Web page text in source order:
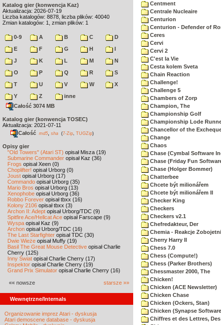
Katalog gier (konwencja Kaz)
Aktualizacja: 2026-07-19
Liczba katalogów: 8878, liczba plików: 40040
Zmian katalogów: 1, zmian plików: 1
0-9 A B C
D
E
F G H
I
J
K L M
N
O
P Q R
S
T
U V W
X
Y
Z
inne
Całość 3074 MB
Katalog gier (konwencja TOSEC)
Aktualizacja: 2021-07-11
Całość md5 sha (7-Zip TUGZip)
Opisy gier
"Old Towers" (Atari ST) opisał Misza (19)
Submarine Commander opisał Kaz (36)
Frogs opisał Xeen (0)
Choplifter! opisał Urborg (0)
Joust opisał Urborg (17)
Commando opisał Urborg (35)
Mario Bros opisał Urborg (13)
Xenophobe opisał Urborg (36)
Robbo Forever opisał tbxx (16)
Kolony 2106 opisał tbxx (3)
Archon II: Adept opisał Urborg/TDC (9)
Spitfire Ace/Hellcat Ace opisał Farscape (9)
Wyspa opisał Kaz (9)
Archon opisał Urborg/TDC (16)
The Last Starfighter opisał TDC (30)
Dwie Wieże opisał Muffy (19)
Basil The Great Mouse Detective opisał Charlie
Cherry (125)
Inny Świat opisał Charlie Cherry (17)
Inspektor opisał Charlie Cherry (19)
Grand Prix Simulator opisał Charlie Cherry (16)
«« nowsze starsze »»
Wewnętrzne/Internals
Organizowanie imprez Atari - dyskusja
Atari demoscene database - dyskusja
Centment
Centrale Nucleaire
Centurion
Centurion - Defender of
Ceres
Cervi
Cervi 2
C'est la Vie
Cesta kolem Sveta
Chain Reaction
Challenge!
Challenge 5
Chambers of Zorp
Champion, The
Championship Golf
Championship Lode
Chancellor of the
Change
Chaos
Chase (Cymbal Software
Chase (Friday Fun
Chase (Holger Bommer)
Chatterbee
Chcete být milionářem
Chcete být milionářem II
Checker King
Checkers
Checkers v2.1
Chefredakteur, Der
Chemia - Reakcje
Cherry Harry II
Chess 7.0
Chess (Compute!)
Chess (Parker Brothers)
Chessmaster 2000, The
Chicken!
Chicken (ACE Newsletter)
Chicken Chase
Chicken (Ockers, Stan)
Chicken (Synapse
Chiffres et des Lettres, Des